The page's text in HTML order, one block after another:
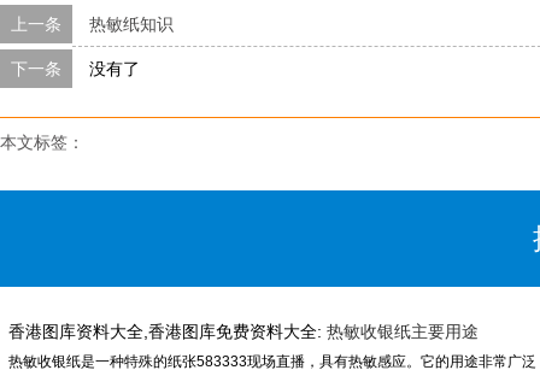
上一条 热敏纸知识
下一条 没有了
本文标签：
香港图库资料大全,香港图库免费资料大全: 热敏收银纸主要用途